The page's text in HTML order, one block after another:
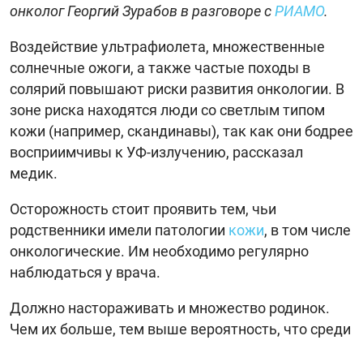
онколог Георгий Зурабов в разговоре сРИАМО.
Воздействие ультрафиолета, множественные
солнечные ожоги, а также частые походы в
солярий повышают риски развития онкологии. В
зоне риска находятся люди со светлым типом
кожи (например, скандинавы), так как они бодрее
восприимчивы к УФ-излучению, рассказал
медик.
Осторожность стоит проявить тем, чьи
родственники имели патологии кожи, в том числе
онкологические. Им необходимо регулярно
наблюдаться у врача.
Должно настораживать и множество родинок.
Чем их больше, тем выше вероятность, что среди